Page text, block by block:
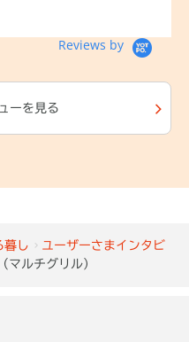
暮し
ユーザーさまインタビ
マルチグリル）
Reviews by
ーを見る